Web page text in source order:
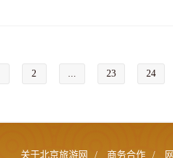
2 ... 23 24
关于北京旅游网 / 商务合作 /